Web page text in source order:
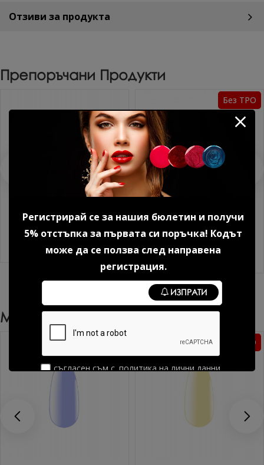
Регистрирай се за нашия бюлетин и получи
5% отстъпка за първата си поръчка! Кодът
може да се ползва след направена
регистрация.
ИЗПРАТИ
съгласен съм с политика на лични данни
Отзиви за продукта
Препоръчани Продукти
Серум с хиалурон 30 мл.
Без TPO
Каучуково покритие за гел
лак 7 мл.
10.69 € (20.91 лв.)
Може Да Харесате Още
Без TPO